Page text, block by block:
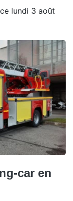
lundi 3 août
car en